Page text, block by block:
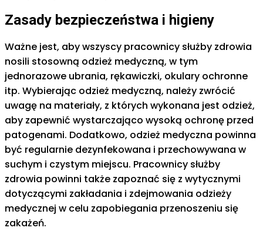
Zasady bezpieczeństwa i higieny
Ważne jest, aby wszyscy pracownicy służby zdrowia
nosili stosowną odzież medyczną, w tym
jednorazowe ubrania, rękawiczki, okulary ochronne
itp. Wybierając odzież medyczną, należy zwrócić
uwagę na materiały, z których wykonana jest odzież,
aby zapewnić wystarczająco wysoką ochronę przed
patogenami. Dodatkowo, odzież medyczna powinna
być regularnie dezynfekowana i przechowywana w
suchym i czystym miejscu. Pracownicy służby
zdrowia powinni także zapoznać się z wytycznymi
dotyczącymi zakładania i zdejmowania odzieży
medycznej w celu zapobiegania przenoszeniu się
zakażeń.